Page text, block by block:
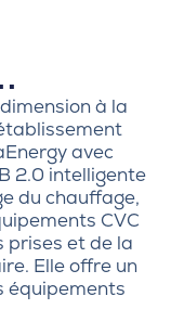
à la
avec
2.0 intelligente
du chauffage,
CVC
prises et de la
Elle offre un
équipements